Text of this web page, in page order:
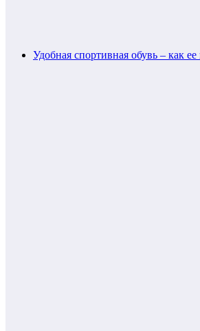
Удобная спортивная обувь – как ее